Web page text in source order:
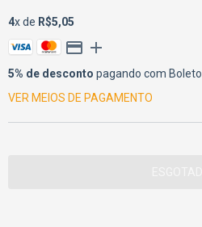
4x de R$5,05
5% de desconto pagando com Boleto
VER MEIOS DE PAGAMENTO